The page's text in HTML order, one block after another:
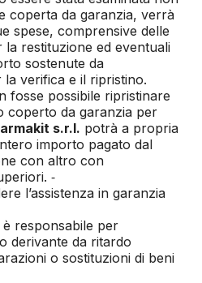
coperta da garanzia, verrà
spese, comprensive delle
la restituzione ed eventuali
sostenute da
verifica e il ripristino.
fosse possibile ripristinare
coperto da garanzia per
s.r.l. potrà a propria
importo pagato dal
con altro con
⁃
l’assistenza in garanzia
responsabile per
derivante da ritardo
o sostituzioni di beni